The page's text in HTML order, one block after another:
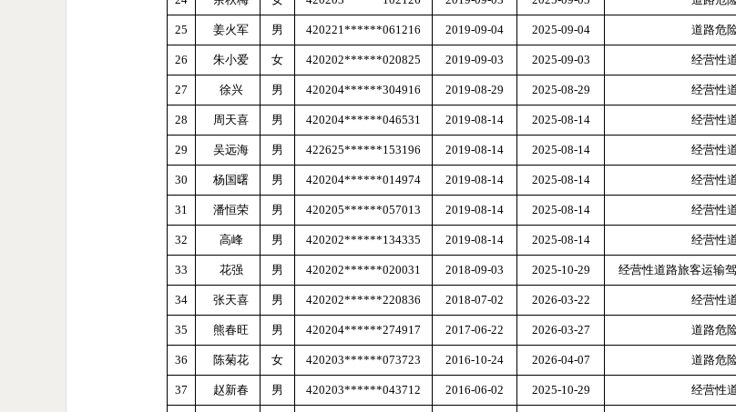
25 姜火军 男 420221******061216 2019-09-04 2025-09-04 道路危
26 朱小爱 女 420202******020825 2019-09-03 2025-09-03 经营性
27 徐兴 男 420204******304916 2019-08-29 2025-08-29 经营性
28 周天喜 男 420204******046531 2019-08-14 2025-08-14 经营性
29 吴远海 男 422625******153196 2019-08-14 2025-08-14 经营性
30 杨国曙 男 420204******014974 2019-08-14 2025-08-14 经营性
31 潘恒荣 男 420205******057013 2019-08-14 2025-08-14 经营性
32 高峰 男 420202******134335 2019-08-14 2025-08-14 经营性
33 花强 男 420202******020031 2018-09-03 2025-10-29 经营性道路旅客运输
34 张天喜 男 420202******220836 2018-07-02 2026-03-22 经营性
35 熊春旺 男 420204******274917 2017-06-22 2026-03-27 道路危
36 陈菊花 女 420203******073723 2016-10-24 2026-04-07 道路危
37 赵新春 男 420203******043712 2016-06-02 2025-10-29 经营性